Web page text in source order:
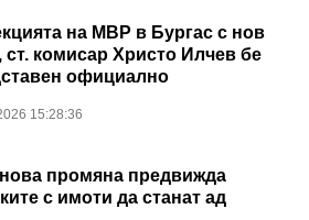
на МВР в Бургас с нов
комисар Христо Илчев бе
официално
15:28:36
промяна предвижда
с имоти да станат ад